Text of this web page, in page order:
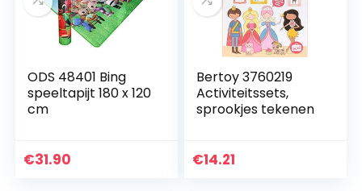
ODS 48401 Bing
speeltapijt 180 x 120
cm
€31.90
Bertoy 3760219
Activiteitssets,
sprookjes tekenen
€14.21